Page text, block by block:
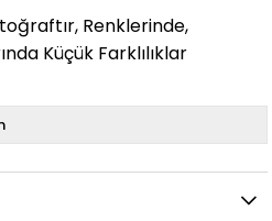
Renklerinde,
Küçük Farklılıklar